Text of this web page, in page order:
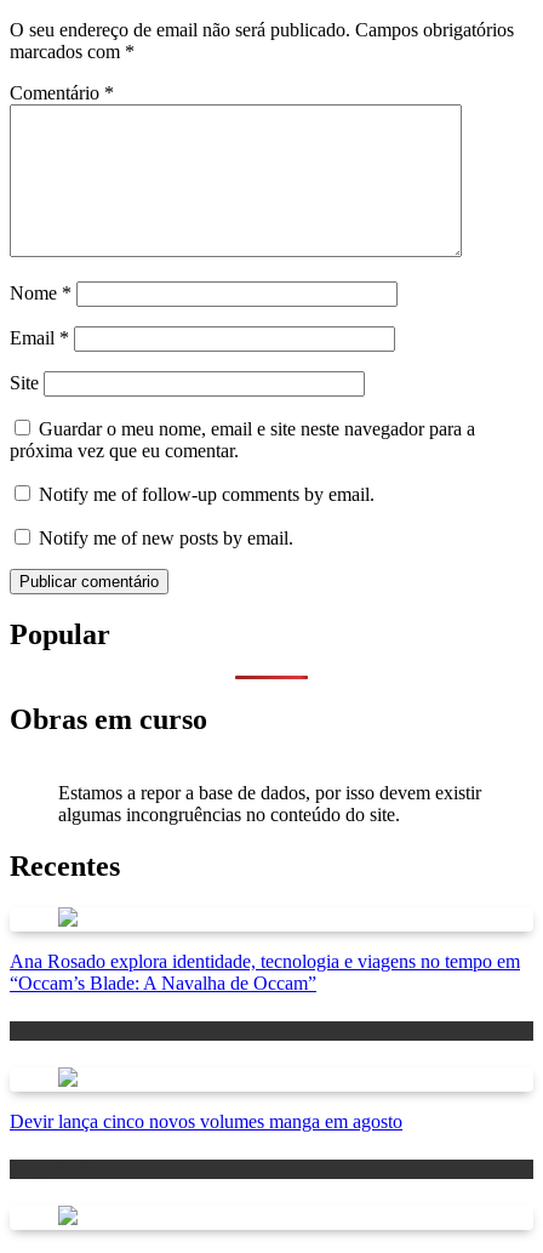
O seu endereço de email não será publicado. Campos obrigatórios
marcados com *
Comentário *
Nome *
Email *
Site
Guardar o meu nome, email e site neste navegador para a
próxima vez que eu comentar.
Notify me of follow-up comments by email.
Notify me of new posts by email.
Popular
Obras em curso
Estamos a repor a base de dados, por isso devem existir
algumas incongruências no conteúdo do site.
Recentes
Ana Rosado explora identidade, tecnologia e viagens no tempo em
“Occam’s Blade: A Navalha de Occam”
Devir lança cinco novos volumes manga em agosto